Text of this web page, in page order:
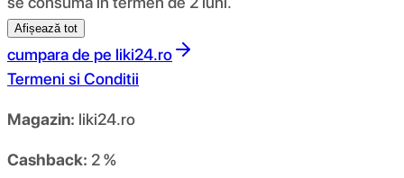
Afișează tot
cumpara de pe liki24.ro
Termeni si Conditii
Magazin: liki24.ro
Cashback: 2 %